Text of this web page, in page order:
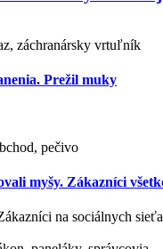
záchranársky vrtuľník
Prežil muky
pečivo
myšy. Zákazníci
na sociálnych